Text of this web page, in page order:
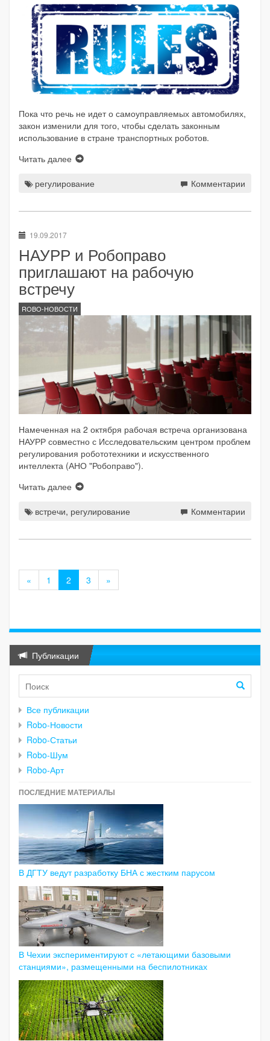
Пока что речь не идет о самоуправляемых автомобилях,
закон изменили для того, чтобы сделать законным
использование в стране транспортных роботов.
Читать далее
регулирование Комментарии
19.09.2017
НАУРР и Робоправо
приглашают на рабочую
встречу
ROBO-НОВОСТИ
Намеченная на 2 октября рабочая встреча организована
НАУРР совместно с Исследовательским центром проблем
регулирования робототехники и искусственного
интеллекта (АНО "Робоправо").
Читать далее
встречи, регулирование Комментарии
« 1 2 3 »
Публикации
Все публикации
Robo-Новости
Robo-Статьи
Robo-Шум
Robo-Арт
ПОСЛЕДНИЕ МАТЕРИАЛЫ
В ДГТУ ведут разработку БНА с жестким парусом
В Чехии экспериментируют с «летающими базовыми
станциями», размещенными на беспилотниках